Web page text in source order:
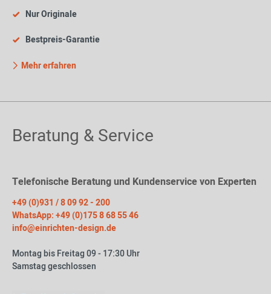
Nur Originale
Bestpreis-Garantie
Mehr erfahren
Beratung & Service
Telefonische Beratung und Kundenservice von Experten
+49 (0)931 / 8 09 92 - 200
WhatsApp: +49 (0)175 8 68 55 46
info@einrichten-design.de
Montag bis Freitag 09 - 17:30 Uhr
Samstag geschlossen